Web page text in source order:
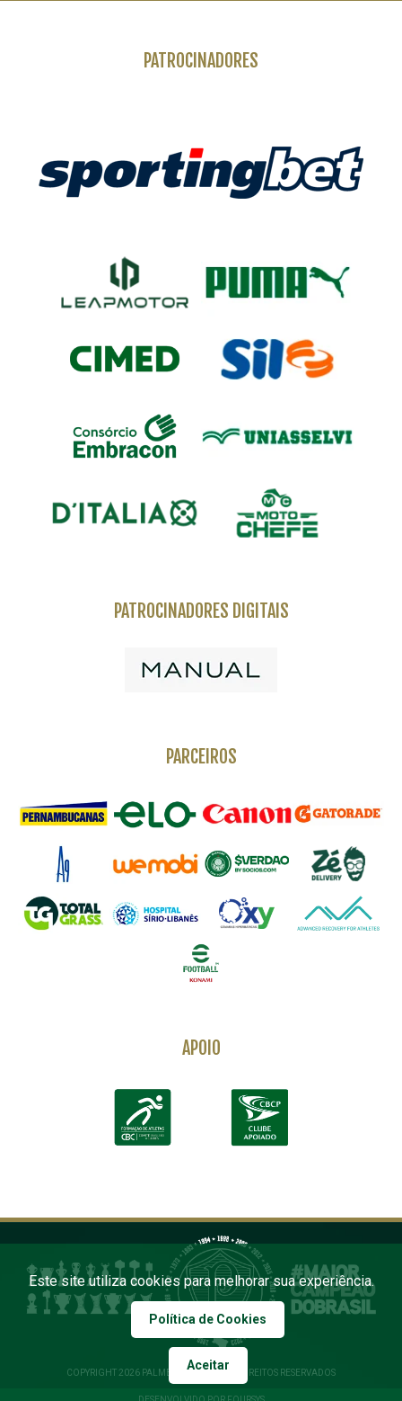
PATROCINADORES
PATROCINADORES DIGITAIS
PARCEIROS
APOIO
COPYRIGHT 2026 PALMEIRAS. TODOS OS DIREITOS RESERVADOS
Este site utiliza cookies para melhorar sua experiência.
Política de Cookies
Aceitar